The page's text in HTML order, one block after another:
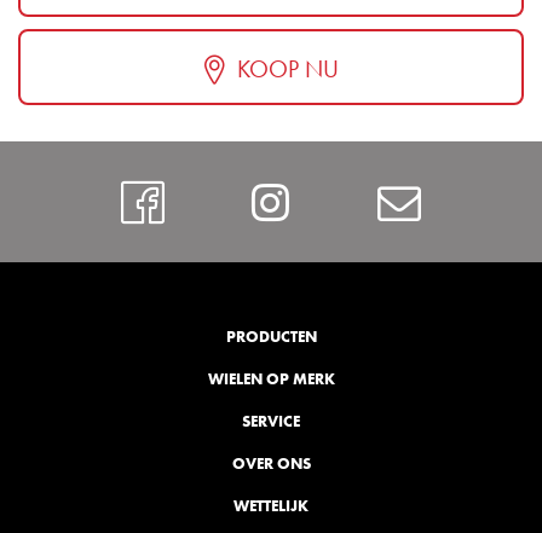
KOOP NU
FacebookInstagram
PRODUCTEN
WIELEN OP MERK
SERVICE
OVER ONS
WETTELIJK